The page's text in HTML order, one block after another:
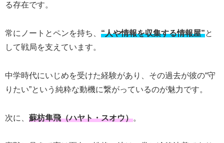
る存在です。
常にノートとペンを持ち、 “人や情報を収集する情報屋”と
して戦局を支えています。
中学時代にいじめを受けた経験があり、その過去が彼の“守
りたい”という純粋な動機に繋がっているのが魅力です。
次に、 蘇枋隼飛（ハヤト・スオウ）。